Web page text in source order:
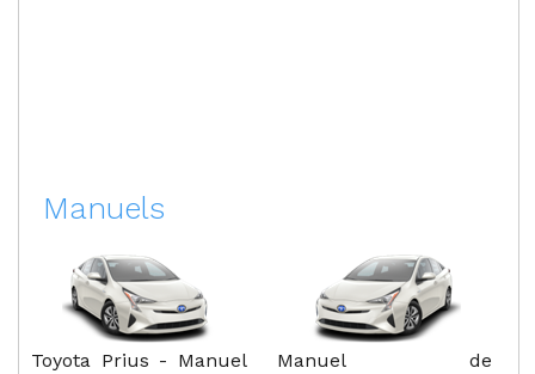
Manuels
Toyota Prius - Manuel
Manuel de